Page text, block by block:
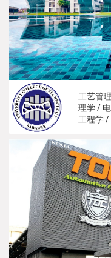
工艺管
理学 /
工程学